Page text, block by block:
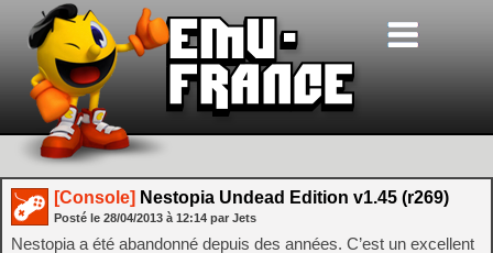
[Console] Nestopia Undead Edition v1.45 (r269)
Posté le 28/04/2013 à 12:14 par Jets
Nestopia a été abandonné depuis des années. C’est un excellent